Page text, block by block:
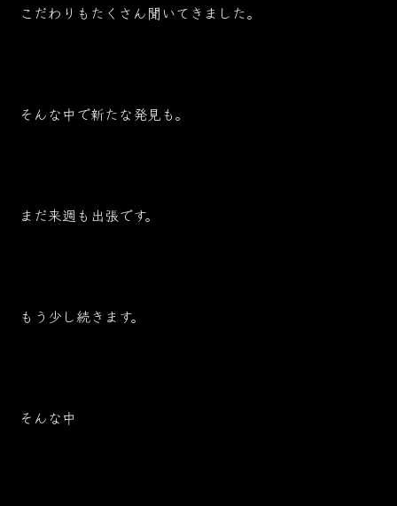
こだわりもたくさん聞いてきました。
そんな中で新たな発見も。
まだ来週も出張です。
もう少し続きます。
そんな中